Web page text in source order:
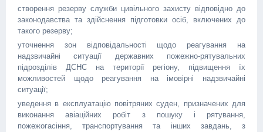
створення резерву служби цивільного захисту відповідно до
законодавства та здійснення підготовки осіб, включених до
такого резерву;
уточнення зон відповідальності щодо реагування на
надзвичайні ситуації державних пожежно-рятувальних
підрозділів ДСНС на території регіону, підвищення їх
можливостей щодо реагування на імовірні надзвичайні
ситуації;
уведення в експлуатацію повітряних суден, призначених для
виконання авіаційних робіт з пошуку і рятування,
пожежогасіння, транспортування та інших завдань, з